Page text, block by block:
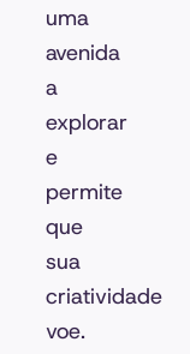
uma
avenida
a
explorar
e
permite
que
sua
criatividade
voe.